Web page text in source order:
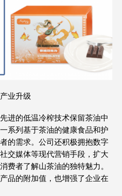
业升级
进的低温冷榨技术保留茶油中
系列基于茶油的健康食品和护
的需求。公司还积极拥抱数字
交媒体等现代营销手段，扩大
费者了解山茶油的独特魅力。
品的附加值，也增强了企业在